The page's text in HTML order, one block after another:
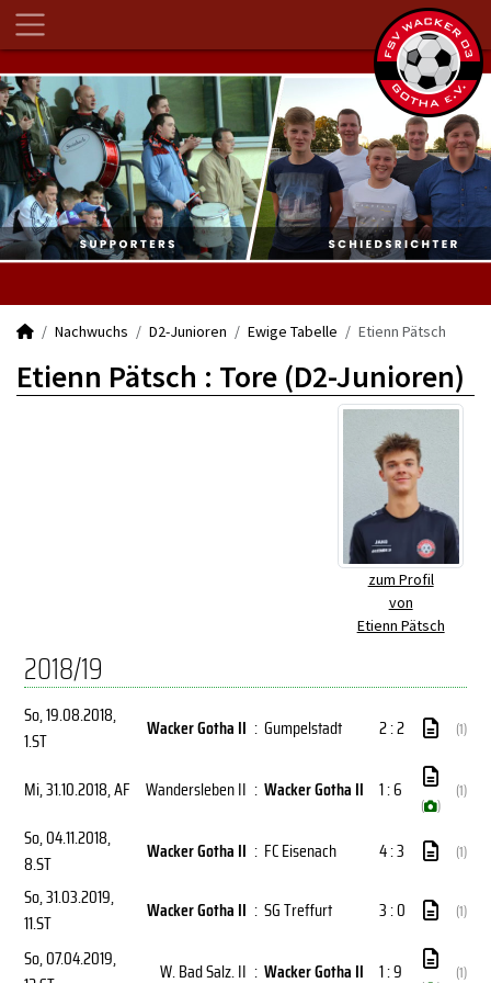
Nachwuchs D2-Junioren Ewige Tabelle Etienn Pätsch
Etienn Pätsch : Tore (D2-Junioren)
zum Profil
von
Etienn Pätsch
2018/19
So, 19.08.2018,
1.ST
Wacker Gotha II : Gumpelstadt 2 : 2 (1)
Mi, 31.10.2018, AF Wandersleben II : Wacker Gotha II 1 : 6
( )
(1)
So, 04.11.2018,
8.ST
Wacker Gotha II : FC Eisenach 4 : 3 (1)
So, 31.03.2019,
11.ST
Wacker Gotha II : SG Treffurt 3 : 0 (1)
So, 07.04.2019,
W. Bad Salz. II : Wacker Gotha II 1 : 9 (1)